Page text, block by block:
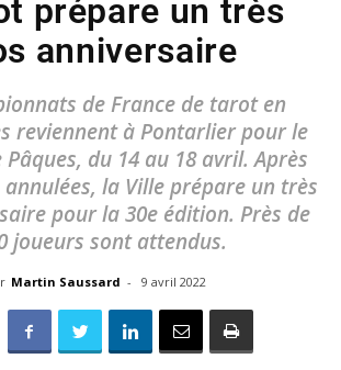
prépare un très
anniversaire
de France de tarot en
reviennent à Pontarlier pour le
Pâques, du 14 au 18 avril. Après
la Ville prépare un très
pour la 30e édition. Près de
joueurs sont attendus.
Martin Saussard - 9 avril 2022